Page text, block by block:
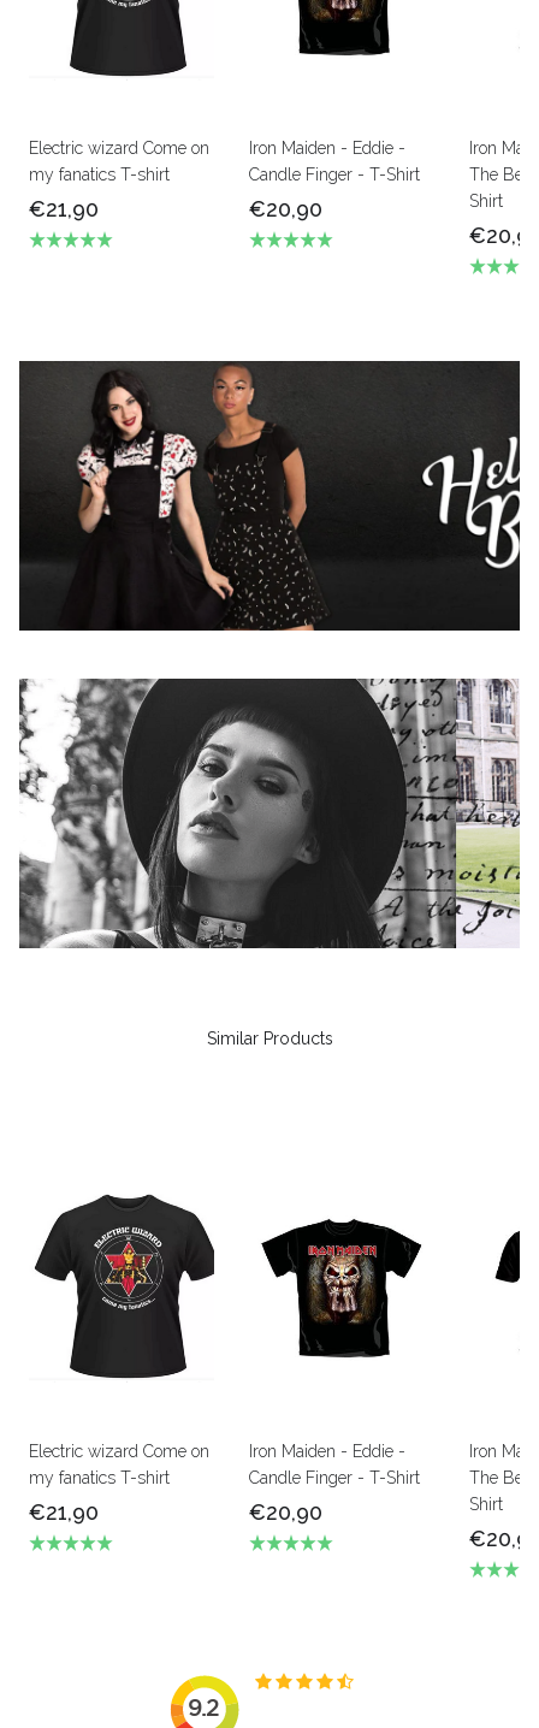
Electric wizard Come on
my fanatics T-shirt
€21,90
Iron Maiden - Eddie -
Candle Finger - T-Shirt
€20,90
Iron
The
Shirt
Similar Products
Electric wizard Come on
my fanatics T-shirt
€21,90
Iron Maiden - Eddie -
Candle Finger - T-Shirt
€20,90
Iron
The
Shirt